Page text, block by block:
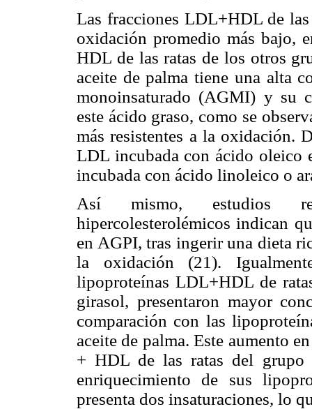
Las fracciones LDL+HDL de
oxidación promedio más bajo,
HDL de las ratas de los otros
aceite de palma tiene una alta
monoinsaturado (AGMI) y su
este ácido graso, como se
más resistentes a la oxidación.
LDL incubada con ácido oleico
incubada con ácido linoleico o
Así mismo, estudios
hipercolesterolémicos indican
en AGPI, tras ingerir una dieta
la oxidación (21).
lipoproteínas LDL+HDL de
girasol, presentaron mayor
comparación con las
aceite de palma. Este aumento
+ HDL de las ratas del grupo
enriquecimiento de sus
presenta dos insaturaciones, lo